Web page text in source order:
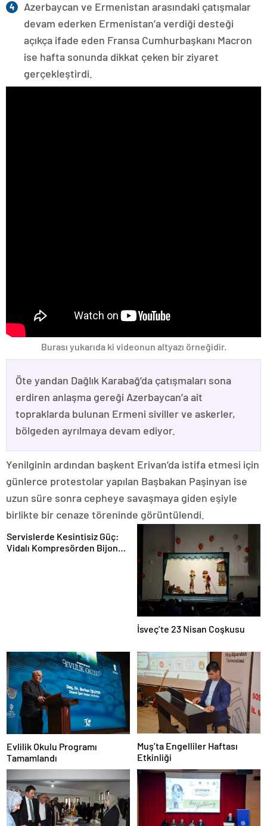
Azerbaycan ve Ermenistan arasındaki çatışmalar
devam ederken Ermenistan’a verdiği desteği
açıkça ifade eden Fransa Cumhurbaşkanı Macron
ise hafta sonunda dikkat çeken bir ziyaret
gerçekleştirdi.
Burası yukarıda ki videonun altyazı örneğidir.
Öte yandan Dağlık Karabağ’da çatışmaları sona
erdiren anlaşma gereği Azerbaycan’a ait
topraklarda bulunan Ermeni siviller ve askerler,
bölgeden ayrılmaya devam ediyor.
Yenilginin ardından başkent Erivan’da istifa etmesi için
günlerce protestolar yapılan Başbakan Paşinyan ise
uzun süre sonra cepheye savaşmaya giden eşiyle
birlikte bir cenaze töreninde görüntülendi.
Servislerde Kesintisiz Güç:
Vidalı Kompresörden Bijon
İsveç’te 23 Nisan Coşkusu
Evlilik Okulu Programı
Tamamlandı
Muş’ta Engelliler Haftası
Etkinliği